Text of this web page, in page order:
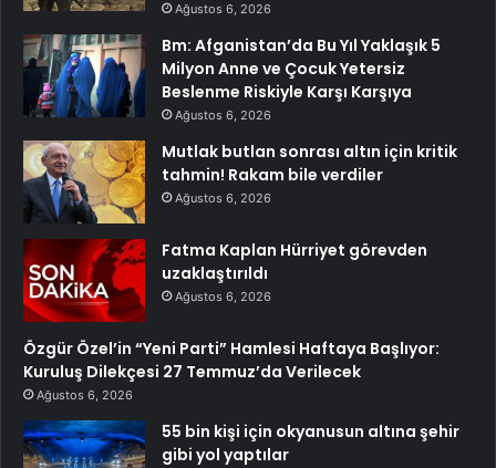
Ağustos 6, 2026
Bm: Afganistan’da Bu Yıl Yaklaşık 5
Milyon Anne ve Çocuk Yetersiz
Beslenme Riskiyle Karşı Karşıya
Ağustos 6, 2026
Mutlak butlan sonrası altın için kritik
tahmin! Rakam bile verdiler
Ağustos 6, 2026
Fatma Kaplan Hürriyet görevden
uzaklaştırıldı
Ağustos 6, 2026
Özgür Özel’in “Yeni Parti” Hamlesi Haftaya Başlıyor:
Kuruluş Dilekçesi 27 Temmuz’da Verilecek
Ağustos 6, 2026
55 bin kişi için okyanusun altına şehir
gibi yol yaptılar